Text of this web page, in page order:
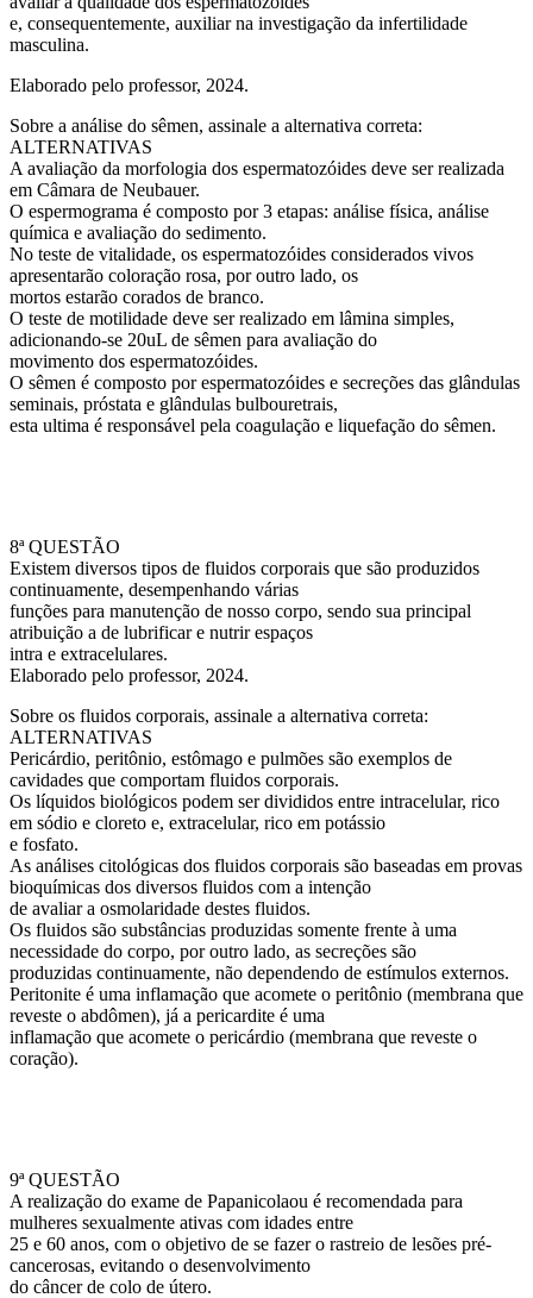
e, consequentemente, auxiliar na investigação da infertilidade
masculina.
Elaborado pelo professor, 2024.
Sobre a análise do sêmen, assinale a alternativa correta:
ALTERNATIVAS
A avaliação da morfologia dos espermatozóides deve ser realizada
em Câmara de Neubauer.
O espermograma é composto por 3 etapas: análise física, análise
química e avaliação do sedimento.
No teste de vitalidade, os espermatozóides considerados vivos
apresentarão coloração rosa, por outro lado, os
mortos estarão corados de branco.
O teste de motilidade deve ser realizado em lâmina simples,
adicionando-se 20uL de sêmen para avaliação do
movimento dos espermatozóides.
O sêmen é composto por espermatozóides e secreções das glândulas
seminais, próstata e glândulas bulbouretrais,
esta ultima é responsável pela coagulação e liquefação do sêmen.
8ª QUESTÃO
Existem diversos tipos de fluidos corporais que são produzidos
continuamente, desempenhando várias
funções para manutenção de nosso corpo, sendo sua principal
atribuição a de lubrificar e nutrir espaços
intra e extracelulares.
Elaborado pelo professor, 2024.
Sobre os fluidos corporais, assinale a alternativa correta:
ALTERNATIVAS
Pericárdio, peritônio, estômago e pulmões são exemplos de
cavidades que comportam fluidos corporais.
Os líquidos biológicos podem ser divididos entre intracelular, rico
em sódio e cloreto e, extracelular, rico em potássio
e fosfato.
As análises citológicas dos fluidos corporais são baseadas em provas
bioquímicas dos diversos fluidos com a intenção
de avaliar a osmolaridade destes fluidos.
Os fluidos são substâncias produzidas somente frente à uma
necessidade do corpo, por outro lado, as secreções são
produzidas continuamente, não dependendo de estímulos externos.
Peritonite é uma inflamação que acomete o peritônio (membrana que
reveste o abdômen), já a pericardite é uma
inflamação que acomete o pericárdio (membrana que reveste o
coração).
9ª QUESTÃO
A realização do exame de Papanicolaou é recomendada para
mulheres sexualmente ativas com idades entre
25 e 60 anos, com o objetivo de se fazer o rastreio de lesões pré-
cancerosas, evitando o desenvolvimento
do câncer de colo de útero.